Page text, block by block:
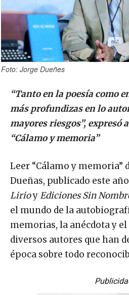
Foto: Jorge Dueñes
“Tanto en la poesía como
más profundizas en lo
mayores riesgos”, expresó
“Cálamo y memoria”
Leer “Cálamo y memoria”
Dueñas, publicado este
LirioyEdiciones Sin
el mundo de la
memorias, la anécdota y el
diversos autores que han
época sobre todo